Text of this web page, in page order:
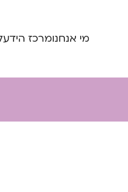
מי אנחנומרכז הידע